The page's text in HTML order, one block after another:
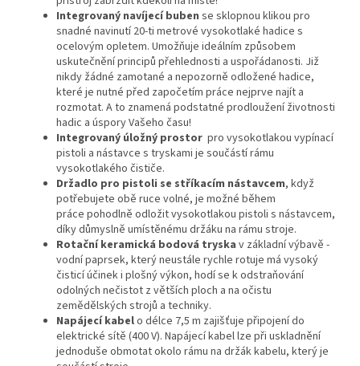
Integrovaný navíjecí buben se sklopnou klikou pro
snadné navinutí 20-ti metrové vysokotlaké hadice s
ocelovým opletem. Umožňuje ideálním způsobem
uskutečnění principů přehlednosti a uspořádanosti. Již
nikdy žádné zamotané a nepozorně odložené hadice,
které je nutné před započetím práce nejprve najít a
rozmotat. A to znamená podstatné prodloužení životnosti
hadic a úspory Vašeho času!
Integrovaný úložný prostor pro vysokotlakou vypínací
pistoli a nástavce s tryskami je součástí rámu
vysokotlakého čističe.
Držadlo pro pistoli se stříkacím nástavcem, když
potřebujete obě ruce volné, je možné během
práce pohodlně odložit vysokotlakou pistoli s nástavcem,
díky důmyslně umístěnému držáku na rámu stroje.​
Rotační keramická bodová tryska v základní výbavě -
vodní paprsek, který neustále rychle rotuje má vysoký
čisticí účinek i plošný výkon, hodí se k odstraňování
odolných nečistot z větších ploch a na očistu
zemědělských strojů a techniky.
Napájecí kabelo délce 7,5 m zajišťuje připojení do
elektrické sítě (400 V). Napájecí kabel lze při uskladnění
jednoduše obmotat okolo rámu na držák kabelu, který je